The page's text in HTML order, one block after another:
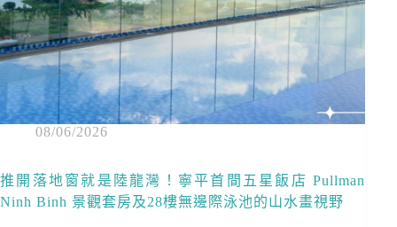
08/06/2026
推開落地窗就是陸龍灣！寧平首間五星飯店 Pullman
Ninh Binh 景觀套房及28樓無邊際泳池的山水畫視野